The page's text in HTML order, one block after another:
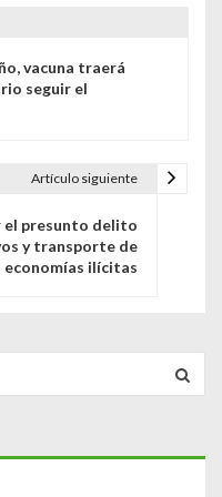
vacuna traerá
seguir el
Artículo siguiente
el presunto delito
y transporte de
economías ilícitas